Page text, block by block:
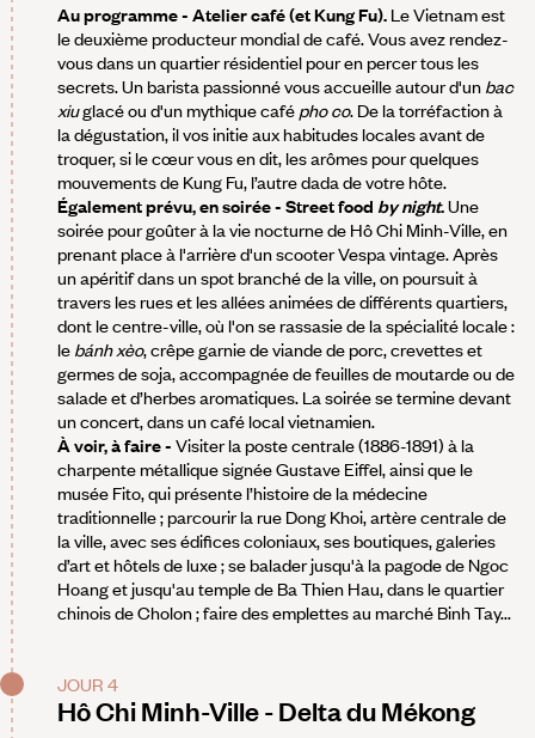
Au programme - Atelier café (et Kung Fu). Le Vietnam est
le deuxième producteur mondial de café. Vous avez rendez-
vous dans un quartier résidentiel pour en percer tous les
secrets. Un barista passionné vous accueille autour d'un bac
xiuglacé ou d'un mythique café pho co. De la torréfaction à
la dégustation, il vos initie aux habitudes locales avant de
troquer, si le cœur vous en dit, les arômes pour quelques
mouvements de Kung Fu, l’autre dada de votre hôte.
Également prévu, en soirée - Street food by night.Une
soirée pour goûter à la vie nocturne de Hô Chi Minh-Ville, en
prenant place à l'arrière d'un scooter Vespa vintage. Après
un apéritif dans un spot branché de la ville, on poursuit à
travers les rues et les allées animées de différents quartiers,
dont le centre-ville, où l'on se rassasie de la spécialité locale :
le bánh xèo, crêpe garnie de viande de porc, crevettes et
germes de soja, accompagnée de feuilles de moutarde ou de
salade et d’herbes aromatiques. La soirée se termine devant
un concert, dans un café local vietnamien.
À voir, à faire - Visiter la poste centrale (1886-1891) à la
charpente métallique signée Gustave Eiffel, ainsi que le
musée Fito, qui présente l’histoire de la médecine
traditionnelle ; parcourir la rue Dong Khoi, artère centrale de
la ville, avec ses édifices coloniaux, ses boutiques, galeries
d’art et hôtels de luxe ; se balader jusqu'à la pagode de Ngoc
Hoang et jusqu'au temple de Ba Thien Hau, dans le quartier
chinois de Cholon ; faire des emplettes au marché Binh Tay...
JOUR 4
Hô Chi Minh-Ville - Delta du Mékong